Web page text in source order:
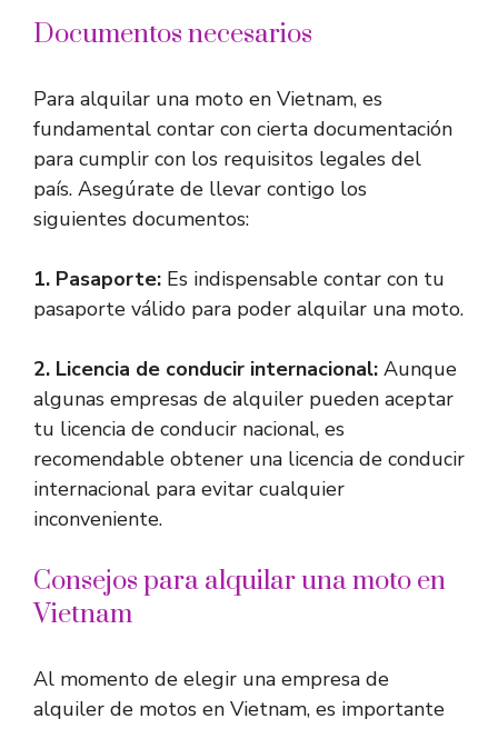
Documentos necesarios
Para alquilar una moto en Vietnam, es
fundamental contar con cierta documentación
para cumplir con los requisitos legales del
país. Asegúrate de llevar contigo los
siguientes documentos:
1. Pasaporte: Es indispensable contar con tu
pasaporte válido para poder alquilar una moto.
2. Licencia de conducir internacional: Aunque
algunas empresas de alquiler pueden aceptar
tu licencia de conducir nacional, es
recomendable obtener una licencia de conducir
internacional para evitar cualquier
inconveniente.
Consejos para alquilar una moto en
Vietnam
Al momento de elegir una empresa de
alquiler de motos en Vietnam, es importante